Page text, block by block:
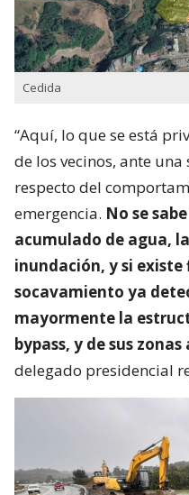
Cedida
“Aquí, lo que se está
de los vecinos, ante
respecto del
emergencia. No se
acumulado de agua,
inundación, y si
socavamiento ya
mayormente la
bypass, y de sus
delegado presidencial